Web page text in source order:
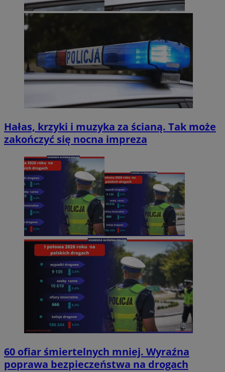
Hałas, krzyki i muzyka za ścianą. Tak może
zakończyć się nocna impreza
60 ofiar śmiertelnych mniej. Wyraźna
poprawa bezpieczeństwa na drogach